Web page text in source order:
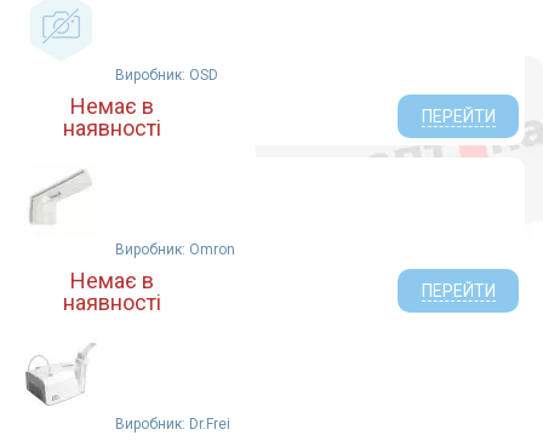
Виробник: OSD
Немає в
наявності
ПЕРЕЙТИ
Виробник: Omron
Немає в
наявності
ПЕРЕЙТИ
Виробник: Dr.Frei